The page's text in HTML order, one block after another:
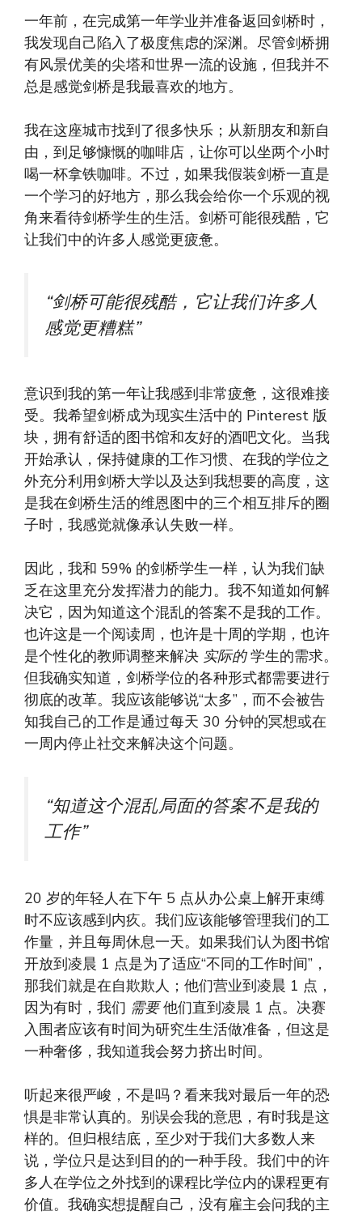
一年前，在完成第一年学业并准备返回剑桥时，
我发现自己陷入了极度焦虑的深渊。尽管剑桥拥
有风景优美的尖塔和世界一流的设施，但我并不
总是感觉剑桥是我最喜欢的地方。
我在这座城市找到了很多快乐；从新朋友和新自
由，到足够慷慨的咖啡店，让你可以坐两个小时
喝一杯拿铁咖啡。不过，如果我假装剑桥一直是
一个学习的好地方，那么我会给你一个乐观的视
角来看待剑桥学生的生活。剑桥可能很残酷，它
让我们中的许多人感觉更疲惫。
“剑桥可能很残酷，它让我们许多人
感觉更糟糕”
意识到我的第一年让我感到非常疲惫，这很难接
受。我希望剑桥成为现实生活中的 Pinterest 版
块，拥有舒适的图书馆和友好的酒吧文化。当我
开始承认，保持健康的工作习惯、在我的学位之
外充分利用剑桥大学以及达到我想要的高度，这
是我在剑桥生活的维恩图中的三个相互排斥的圈
子时，我感觉就像承认失败一样。
因此，我和 59% 的剑桥学生一样，认为我们缺
乏在这里充分发挥潜力的能力。我不知道如何解
决它，因为知道这个混乱的答案不是我的工作。
也许这是一个阅读周，也许是十周的学期，也许
是个性化的教师调整来解决 实际的学生的需求。
但我确实知道，剑桥学位的各种形式都需要进行
彻底的改革。我应该能够说“太多”，而不会被告
知我自己的工作是通过每天 30 分钟的冥想或在
一周内停止社交来解决这个问题。
“知道这个混乱局面的答案不是我的
工作”
20 岁的年轻人在下午 5 点从办公桌上解开束缚
时不应该感到内疚。我们应该能够管理我们的工
作量，并且每周休息一天。如果我们认为图书馆
开放到凌晨 1 点是为了适应“不同的工作时间”，
那我们就是在自欺欺人；他们营业到凌晨 1 点，
因为有时，我们 需要他们直到凌晨 1 点。决赛
入围者应该有时间为研究生生活做准备，但这是
一种奢侈，我知道我会努力挤出时间。
听起来很严峻，不是吗？看来我对最后一年的恐
惧是非常认真的。别误会我的意思，有时我是这
样的。但归根结底，至少对于我们大多数人来
说，学位只是达到目的的一种手段。我们中的许
多人在学位之外找到的课程比学位内的课程更有
价值。我确实想提醒自己，没有雇主会问我的主